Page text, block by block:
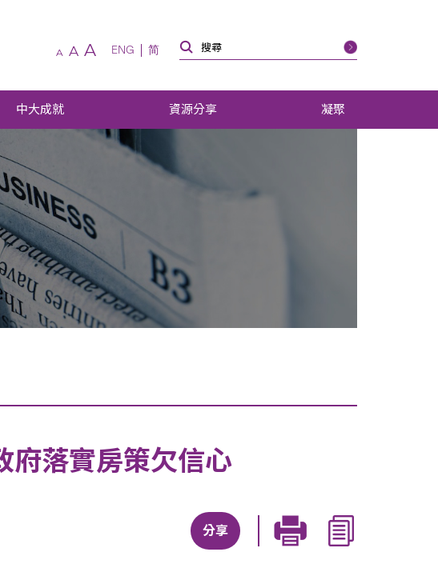
A A A ENG 简
中大成就 資源分享 凝聚
府落實房策欠信心
分享